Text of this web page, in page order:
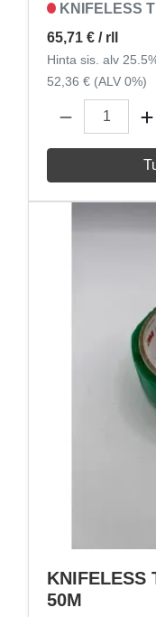
KNIFELESS
65,71 € / rll
Hinta sis. alv
52,36 € (ALV 0%)
KNIFELESS
50M